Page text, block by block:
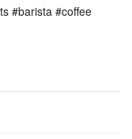
#barista #coffee